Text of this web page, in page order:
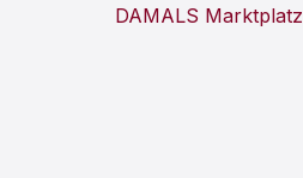
DAMALS Marktplatz